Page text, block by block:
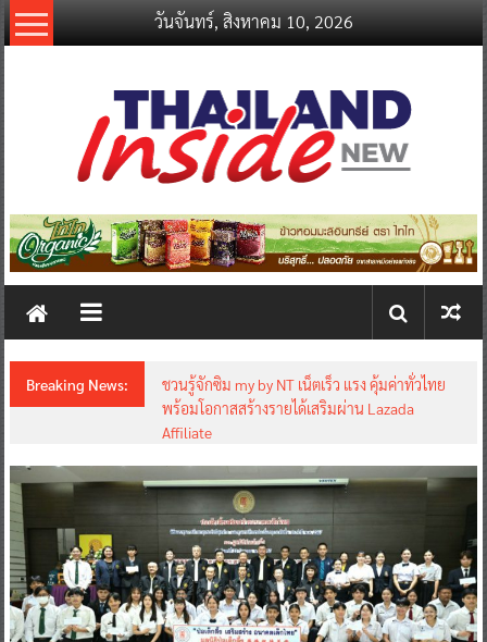
Skip
to
วันจันทร์, สิงหาคม 10, 2026
thailandinsidenew.com
Thailand
New
Breaking News:
ชวนรู้จักซิม my by NT เน็ตเร็ว แรง คุ้มค่าทั่วไทย
พร้อมโอกาสสร้างรายได้เสริมผ่าน Lazada
Affiliate